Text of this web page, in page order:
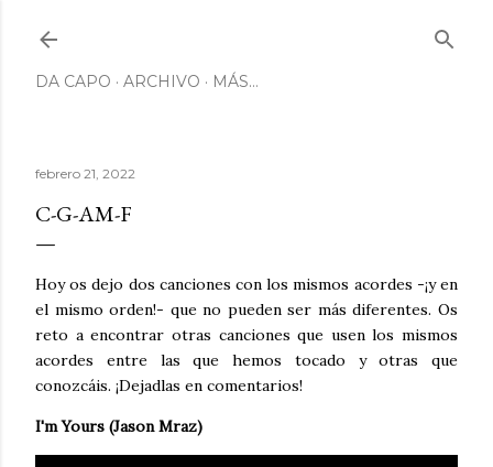
DA CAPO ARCHIVO MÁS…
febrero 21, 2022
C-G-AM-F
Hoy os dejo dos canciones con los mismos acordes -¡y en
el mismo orden!- que no pueden ser más diferentes. Os
reto a encontrar otras canciones que usen los mismos
acordes entre las que hemos tocado y otras que
conozcáis. ¡Dejadlas en comentarios!
I'm Yours (Jason Mraz)